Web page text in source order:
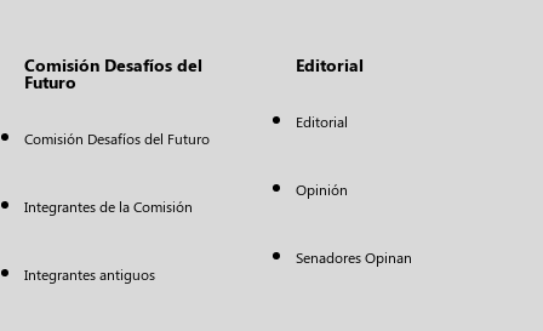
Comisión Desafíos del
Futuro
Comisión Desafíos del Futuro
Integrantes de la Comisión
Integrantes antiguos
Editorial
Editorial
Opinión
Senadores Opinan